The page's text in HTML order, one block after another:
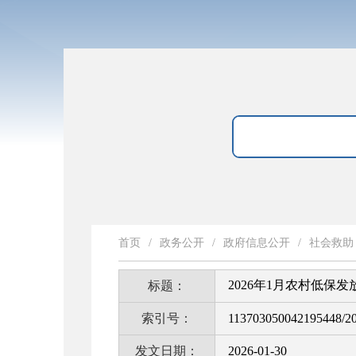
首页 / 政务公开 / 政府信息公开 / 社会救助
标题： 2026年1月农村低保发
索引号： 113703050042195448/
发文日期： 2026-01-30